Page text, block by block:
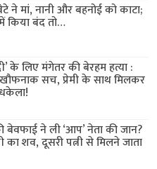
मां, नानी और बहनोई को काटा;
किया बंद तो…
के लिए मंगेतर की बेरहम हत्या :
सच, प्रेमी के साथ मिलकर
बेवफाई ने ली ‘आप’ नेता की जान?
का शव, दूसरी पत्नी से मिलने जाता